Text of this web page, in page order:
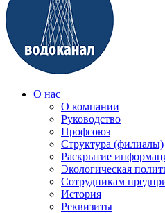
О нас
О компании
Руководство
Профсоюз
Структура (филиалы)
Раскрытие
Экологическая
Сотрудникам
История
Реквизиты